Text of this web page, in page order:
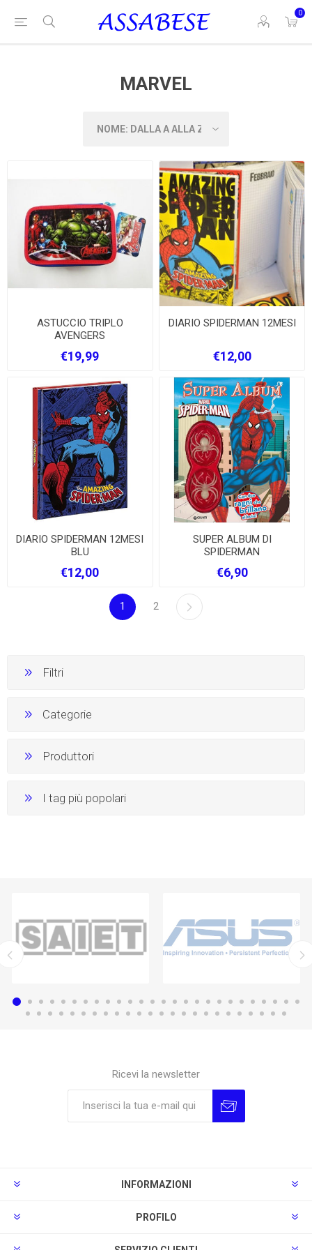
0
MARVEL
ASTUCCIO TRIPLO
AVENGERS
€19,99
DIARIO SPIDERMAN 12MESI
€12,00
DIARIO SPIDERMAN 12MESI
BLU
€12,00
SUPER ALBUM DI
SPIDERMAN
€6,90
1 2
Filtri
Categorie
Produttori
I tag più popolari
Ricevi la newsletter
INFORMAZIONI
PROFILO